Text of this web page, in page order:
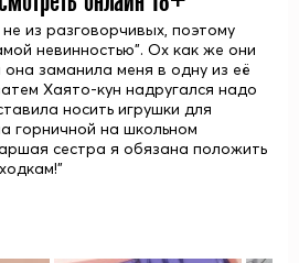
из разговорчивых, поэтому
невинностью". Ох как же они
заманила меня в одну из её
Хаято-кун надругался надо
носить игрушки для
горничной на школьном
сестра я обязана положить